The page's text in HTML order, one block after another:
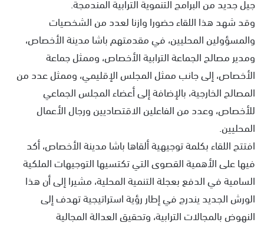
وقد شهد هذا اللقاء حضورا وازنا لعدد من الشخصيات
والمسؤولين المحليين، في مقدمتهم باشا مدينة الأخصاص،
ومدير مصالح الجماعة الترابية الأخصاص، وممثل جماعة
الأخصاص، إلى جانب ممثل المجلس الإقليمي، وممثل عدد من
المصالح الخارجية، بالإضافة إلى أعضاء المجلس الجماعي
للأخصاص، وعدد من الفاعلين الاقتصاديين ورجال الأعمال
المحليين.
افتتح اللقاء بكلمة توجيهية ألقاها باشا مدينة الأخصاص، أكد
فيها على الأهمية القصوى التي تكتسيها التوجيهات الملكية
السامية في الدفع بعجلة التنمية المحلية، مشيرا إلى أن هذا
الورش الجديد يندرج في إطار رؤية استراتيجية تهدف إلى
النهوض بالمجالات الترابية، وتحقيق العدالة المجالية